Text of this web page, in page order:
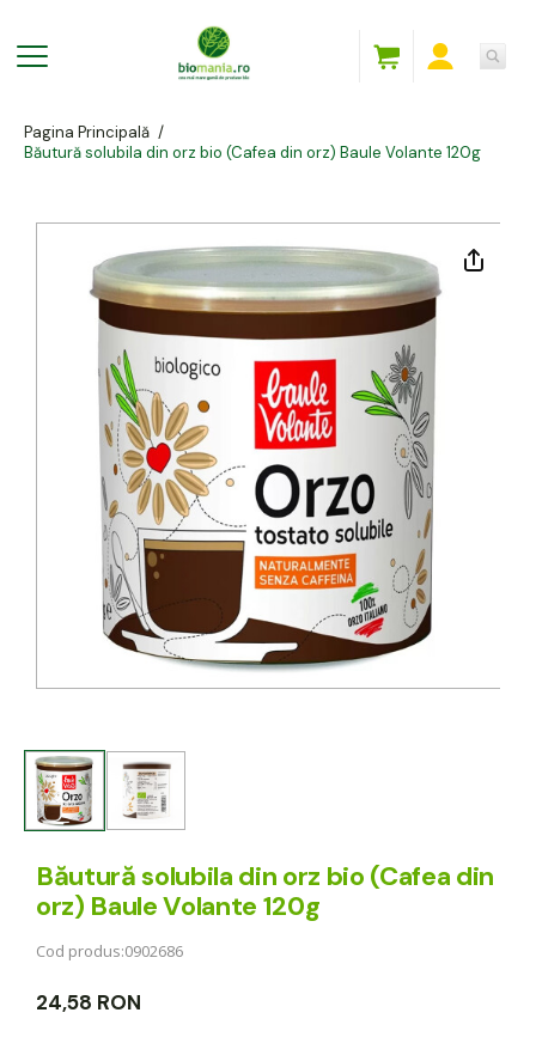
Pagina Principală /
Băutură solubila din orz bio (Cafea din orz) Baule Volante 120g
Băutură solubila din orz bio (Cafea din
orz) Baule Volante 120g
Cod produs:0902686
24,58 RON